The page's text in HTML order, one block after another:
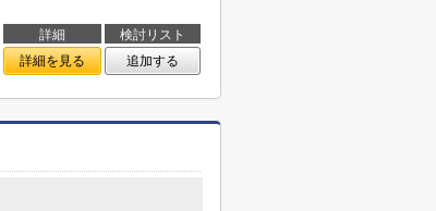
詳細
検討リスト
詳細を見る 追加する